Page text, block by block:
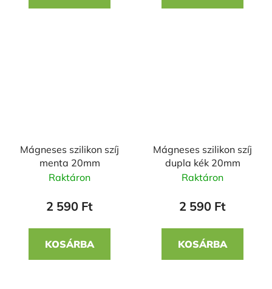
Mágneses szilikon szíj
menta 20mm
Raktáron
2 590 Ft
KOSÁRBA
Mágneses szilikon szíj
dupla kék 20mm
Raktáron
2 590 Ft
KOSÁRBA